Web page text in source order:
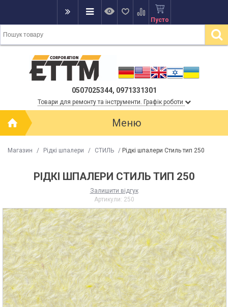
Пусто
0507025344, 0971331301
Товари для ремонту та інструменти. Графік роботи
Меню
Магазин / Рідкі шпалери / СТИЛЬ / Рідкі шпалери Стиль тип 250
РІДКІ ШПАЛЕРИ СТИЛЬ ТИП 250
Залишити відгук
Артикули: 250